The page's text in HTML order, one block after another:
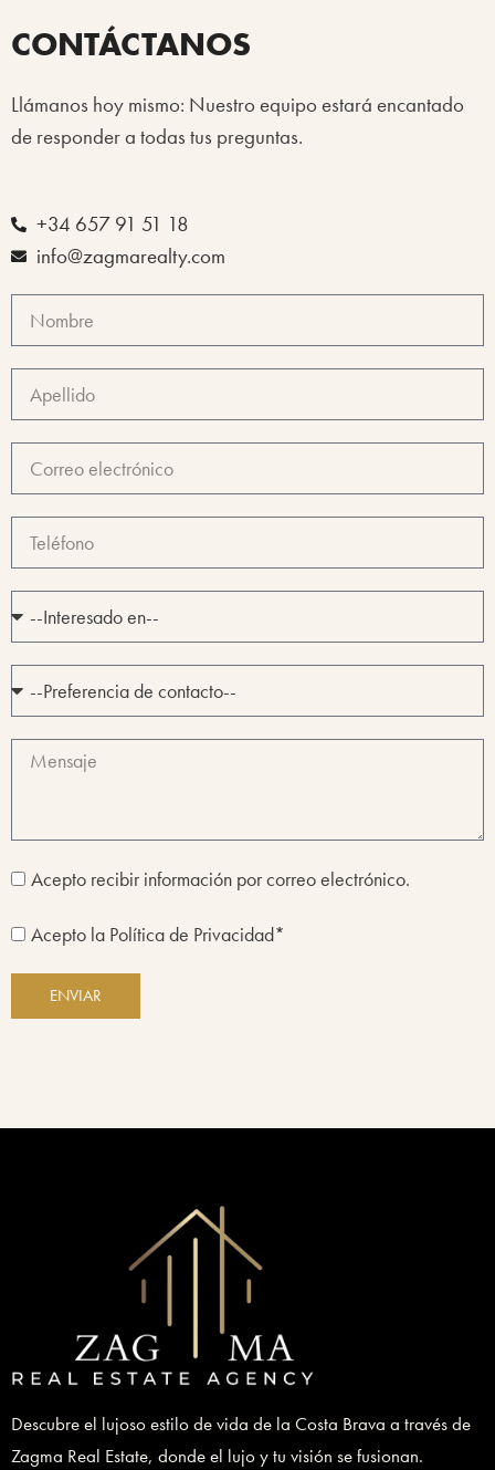
CONTÁCTANOS
Llámanos hoy mismo: Nuestro equipo estará encantado
de responder a todas tus preguntas.
+34 657 91 51 18
info@zagmarealty.com
Acepto recibir información por correo electrónico.
Acepto la Política de Privacidad*
ENVIAR
Descubre el lujoso estilo de vida de la Costa Brava a través de
Zagma Real Estate, donde el lujo y tu visión se fusionan.